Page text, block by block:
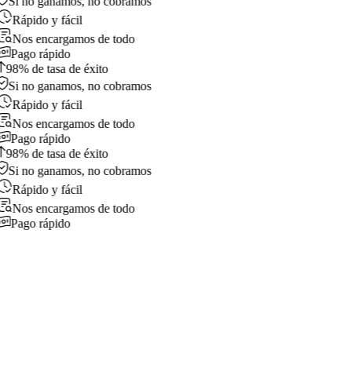
Rápido y fácil
Nos encargamos de todo
Pago rápido
98% de tasa de éxito
Si no ganamos, no cobramos
Rápido y fácil
Nos encargamos de todo
Pago rápido
98% de tasa de éxito
Si no ganamos, no cobramos
Rápido y fácil
Nos encargamos de todo
Pago rápido